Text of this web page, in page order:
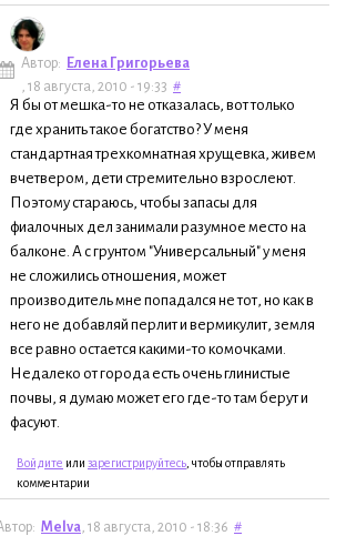
Автор: Елена Григорьева
, 18 августа, 2010 - 19:33 #
Я бы от мешка-то не отказалась, вот только
где хранить такое богатство? У меня
стандартная трехкомнатная хрущевка, живем
вчетвером, дети стремительно взрослеют.
Поэтому стараюсь, чтобы запасы для
фиалочных дел занимали разумное место на
балконе. А с грунтом "Универсальный" у меня
не сложились отношения, может
производитель мне попадался не тот, но как в
него не добавляй перлит и вермикулит, земля
все равно остается какими-то комочками.
Недалеко от города есть очень глинистые
почвы, я думаю может его где-то там берут и
фасуют.
Войдите или зарегистрируйтесь , чтобы отправлять
комментарии
Melva, 18 августа, 2010 - 18:36 #